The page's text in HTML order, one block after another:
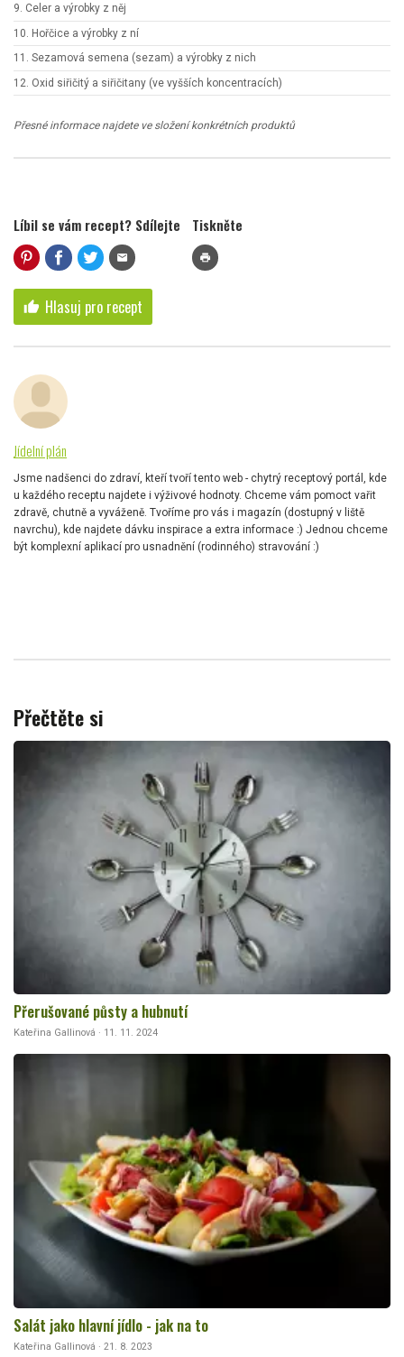
9. Celer a výrobky z něj
10. Hořčice a výrobky z ní
11. Sezamová semena (sezam) a výrobky z nich
12. Oxid siřičitý a siřičitany (ve vyšších koncentracích)
Přesné informace najdete ve složení konkrétních produktů
Líbil se vám recept? Sdílejte
mail
Tiskněte
print
thumb_up Hlasuj pro recept
Jídelní plán
Jsme nadšenci do zdraví, kteří tvoří tento web - chytrý receptový portál, kde
u každého receptu najdete i výživové hodnoty. Chceme vám pomoct vařit
zdravě, chutně a vyváženě. Tvoříme pro vás i magazín (dostupný v liště
navrchu), kde najdete dávku inspirace a extra informace :) Jednou chceme
být komplexní aplikací pro usnadnění (rodinného) stravování :)
Přečtěte si
Přerušované půsty a hubnutí
Kateřina Gallinová · 11. 11. 2024
Salát jako hlavní jídlo - jak na to
Kateřina Gallinová · 21. 8. 2023